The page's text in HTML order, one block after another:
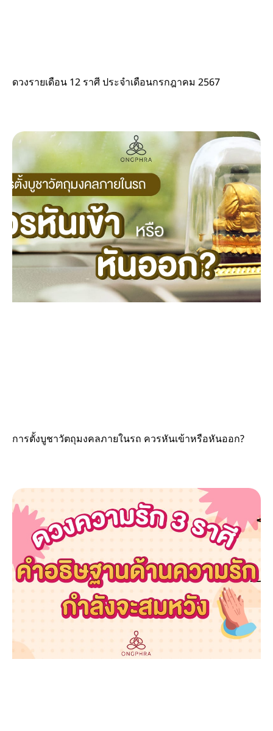
ดวงรายเดือน 12 ราศี ประจำเดือนกรกฎาคม 2567
การตั้งบูชาวัตถุมงคลภายในรถ ควรหันเข้าหรือหันออก?